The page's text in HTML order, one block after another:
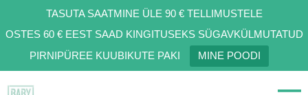
TASUTA SAATMINE ÜLE 90 € TELLIMUSTELE
OSTES 60 € EEST SAAD KINGITUSEKS SÜGAVKÜLMUTATUD
PIRNIPÜREE KUUBIKUTE PAKI
MINE POODI